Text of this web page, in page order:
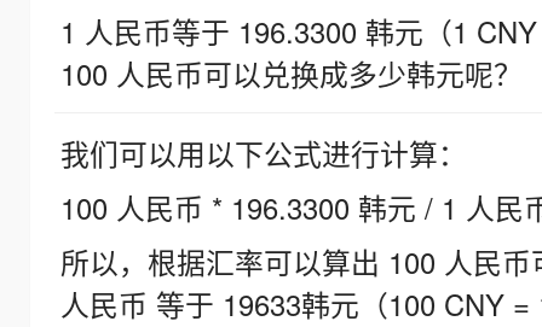
1 人民币等于 196.3300 韩元（1
100 人民币可以兑换成多少韩元呢？
我们可以用以下公式进行计算：
100 人民币 * 196.3300 韩元 / 1 人民
所以，根据汇率可以算出 100 人民
人民币 等于 19633韩元（100 CNY =